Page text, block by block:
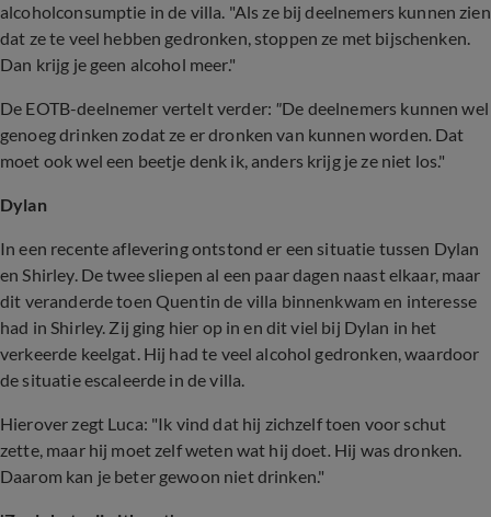
alcoholconsumptie in de villa. "Als ze bij deelnemers kunnen zien
dat ze te veel hebben gedronken, stoppen ze met bijschenken.
Dan krijg je geen alcohol meer."
De EOTB-deelnemer vertelt verder: "De deelnemers kunnen wel
genoeg drinken zodat ze er dronken van kunnen worden. Dat
moet ook wel een beetje denk ik, anders krijg je ze niet los."
Dylan
In een recente aflevering ontstond er een situatie tussen Dylan
en Shirley. De twee sliepen al een paar dagen naast elkaar, maar
dit veranderde toen Quentin de villa binnenkwam en interesse
had in Shirley. Zij ging hier op in en dit viel bij Dylan in het
verkeerde keelgat. Hij had te veel alcohol gedronken, waardoor
de situatie escaleerde in de villa.
Hierover zegt Luca: "Ik vind dat hij zichzelf toen voor schut
zette, maar hij moet zelf weten wat hij doet. Hij was dronken.
Daarom kan je beter gewoon niet drinken."